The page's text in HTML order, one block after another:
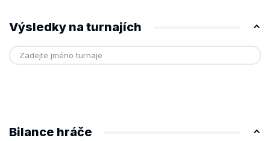
Výsledky na turnajích
Bilance hráče